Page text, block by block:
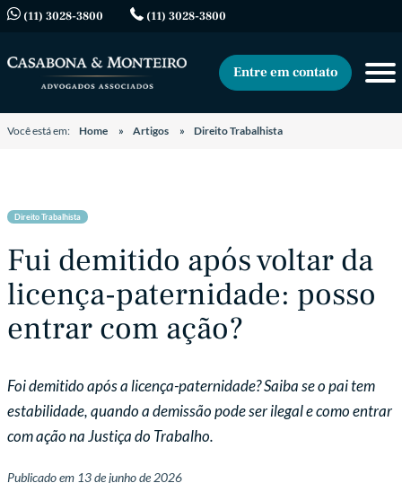
(11) 3028-3800 (11) 3028-3800
Entre em contato
Você está em: Home Artigos Direito Trabalhista
Direito Trabalhista
Fui demitido após voltar da
licença-paternidade: posso
entrar com ação?
Foi demitido após a licença-paternidade? Saiba se o pai tem
estabilidade, quando a demissão pode ser ilegal e como entrar
com ação na Justiça do Trabalho.
Publicado em 13 de junho de 2026